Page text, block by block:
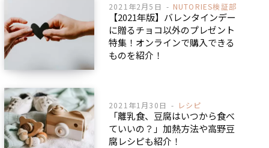
NUTORIES検証部
2021年2月5日
【2021年版】バレンタインデー
に贈るチョコ以外のプレゼント
特集！オンラインで購入できる
ものを紹介！
レシピ
2021年1月30日
「離乳食、豆腐はいつから食べ
ていいの？」加熱方法や高野豆
腐レシピも紹介！